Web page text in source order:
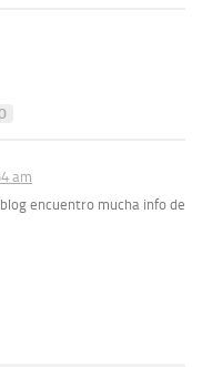
am
encuentro mucha info de